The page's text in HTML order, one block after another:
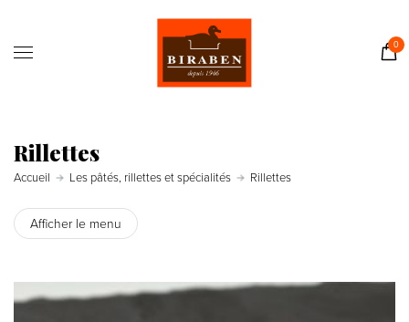
0
Journal
Contact
Rillettes
Accueil Les pâtés, rillettes et spécialités Rillettes
Afficher le menu